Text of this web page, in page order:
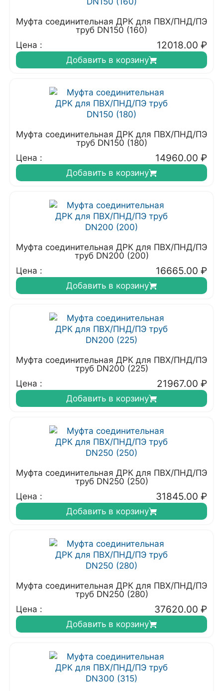
Муфта соединительная ДРК для ПВХ/ПНД/ПЭ
труб DN150 (160)
Цена :
12018.00 ₽
Добавить в корзину
Муфта соединительная ДРК для ПВХ/ПНД/ПЭ
труб DN150 (180)
Цена :
14960.00 ₽
Добавить в корзину
Муфта соединительная ДРК для ПВХ/ПНД/ПЭ
труб DN200 (200)
Цена :
16665.00 ₽
Добавить в корзину
Муфта соединительная ДРК для ПВХ/ПНД/ПЭ
труб DN200 (225)
Цена :
21967.00 ₽
Добавить в корзину
Муфта соединительная ДРК для ПВХ/ПНД/ПЭ
труб DN250 (250)
Цена :
31845.00 ₽
Добавить в корзину
Муфта соединительная ДРК для ПВХ/ПНД/ПЭ
труб DN250 (280)
Цена :
37620.00 ₽
Добавить в корзину